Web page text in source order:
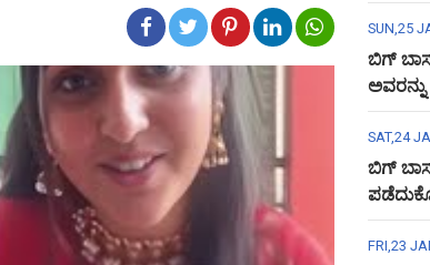
SUN,25
ಬಿಗ್
SAT,24
ಬಿಗ್
FRI,23